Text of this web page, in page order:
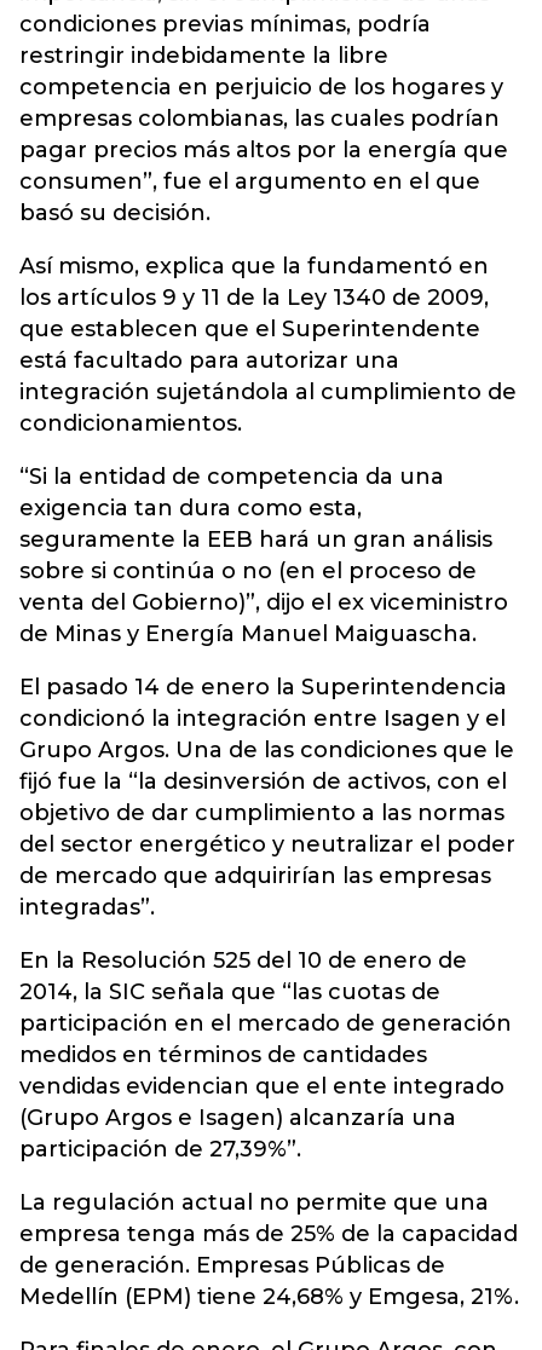
condiciones previas mínimas, podría
restringir indebidamente la libre
competencia en perjuicio de los hogares y
empresas colombianas, las cuales podrían
pagar precios más altos por la energía que
consumen”, fue el argumento en el que
basó su decisión.
Así mismo, explica que la fundamentó en
los artículos 9 y 11 de la Ley 1340 de 2009,
que establecen que el Superintendente
está facultado para autorizar una
integración sujetándola al cumplimiento de
condicionamientos.
“Si la entidad de competencia da una
exigencia tan dura como esta,
seguramente la EEB hará un gran análisis
sobre si continúa o no (en el proceso de
venta del Gobierno)”, dijo el ex viceministro
de Minas y Energía Manuel Maiguascha.
El pasado 14 de enero la Superintendencia
condicionó la integración entre Isagen y el
Grupo Argos. Una de las condiciones que le
fijó fue la “la desinversión de activos, con el
objetivo de dar cumplimiento a las normas
del sector energético y neutralizar el poder
de mercado que adquirirían las empresas
integradas”.
En la Resolución 525 del 10 de enero de
2014, la SIC señala que “las cuotas de
participación en el mercado de generación
medidos en términos de cantidades
vendidas evidencian que el ente integrado
(Grupo Argos e Isagen) alcanzaría una
participación de 27,39%”.
La regulación actual no permite que una
empresa tenga más de 25% de la capacidad
de generación. Empresas Públicas de
Medellín (EPM) tiene 24,68% y Emgesa, 21%.